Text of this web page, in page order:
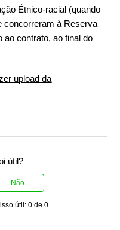
Étnico-racial (quando
concorreram à Reserva
ao contrato, ao final do
upload da
útil?
Não
útil: 0 de 0